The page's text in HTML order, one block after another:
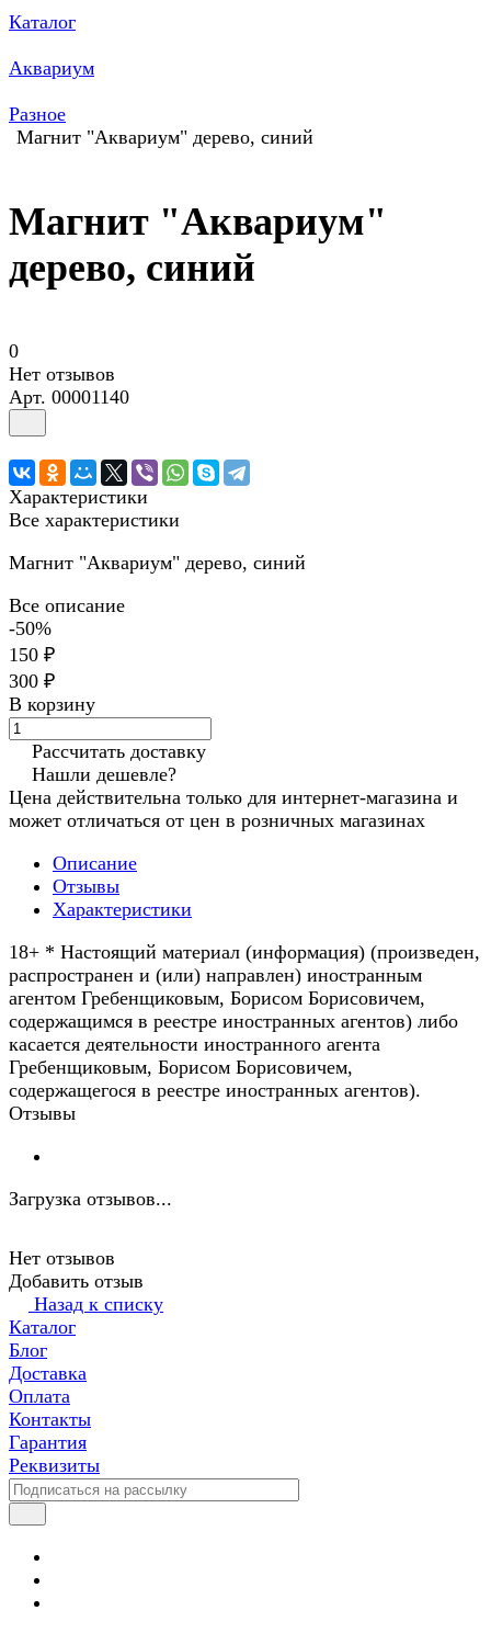
Каталог
Аквариум
Разное
Магнит "Аквариум" дерево, синий
Магнит "Аквариум"
дерево, синий
0
Нет отзывов
Арт. 00001140
Характеристики
Все характеристики
Магнит "Аквариум" дерево, синий
Все описание
-50%
150 ₽
300 ₽
В корзину
Рассчитать доставку
Нашли дешевле?
Цена действительна только для интернет-магазина и
может отличаться от цен в розничных магазинах
Описание
Отзывы
Характеристики
18+ * Настоящий материал (информация) (произведен,
распространен и (или) направлен) иностранным
агентом Гребенщиковым, Борисом Борисовичем,
содержащимся в реестре иностранных агентов) либо
касается деятельности иностранного агента
Гребенщиковым, Борисом Борисовичем,
содержащегося в реестре иностранных агентов).
Отзывы
Загрузка отзывов...
Нет отзывов
Добавить отзыв
Назад к списку
Каталог
Блог
Доставка
Оплата
Контакты
Гарантия
Реквизиты